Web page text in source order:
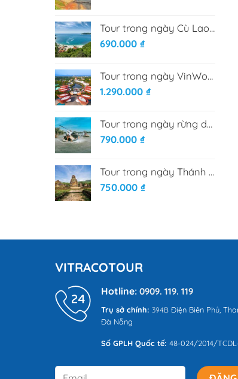
Tour trong ngày Cù Lao Chàm từ Đà Nẵng
690.000 ₫
Tour trong ngày VinWonder Nam Hội An
1.290.000 ₫
Tour trong ngày rừng dừa Bảy mẫu - Phố cổ Hội An
790.000 ₫
Tour trong ngày Thánh Địa Mỹ Sơn
750.000 ₫
VITRACOTOUR
Hotline: 0909. 119. 119
Trụ sở chính: 394BĐiện Biên Phủ,
Đà Nẵng
Số GPLH Quốc tế: 48-024/2014/